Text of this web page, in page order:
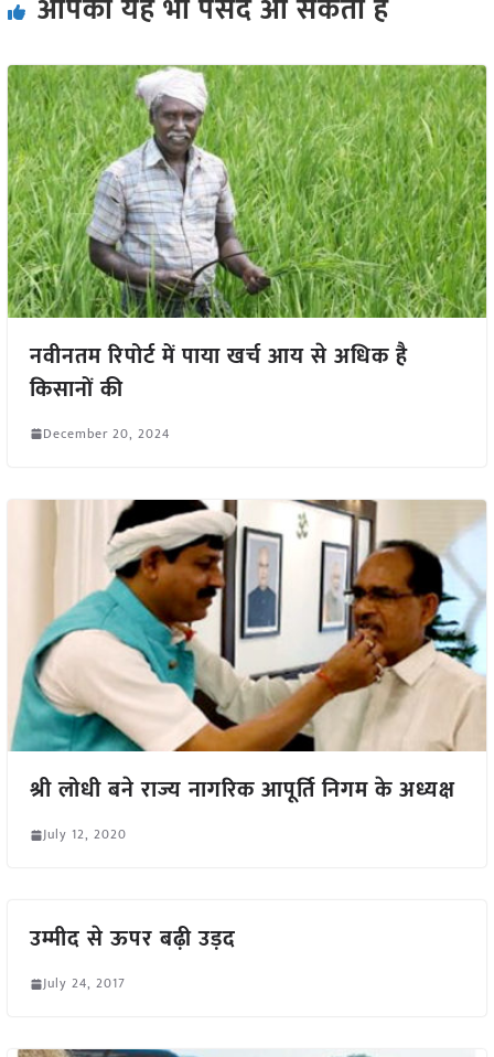
आपको यह भी पसंद आ सकता हैं
नवीनतम रिपोर्ट में पाया खर्च आय से अधिक है
किसानों की
December 20, 2024
श्री लोधी बने राज्य नागरिक आपूर्ति निगम के अध्यक्ष
July 12, 2020
उम्मीद से ऊपर बढ़ी उड़द
July 24, 2017